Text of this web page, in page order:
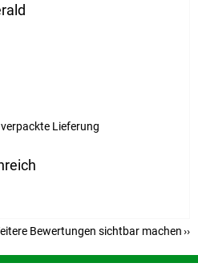
beträgt 5 von 5 Sternen.
beträgt 5 von 5 Sternen.
Lieferung
beträgt 5 von 5 Sternen.
Bewertungen sichtbar machen